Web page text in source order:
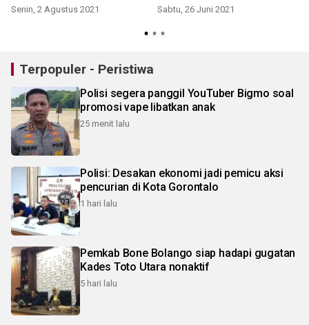
Senin, 2 Agustus 2021 Sabtu, 26 Juni 2021
Terpopuler - Peristiwa
Polisi segera panggil YouTuber Bigmo soal
promosi vape libatkan anak
25 menit lalu
Polisi: Desakan ekonomi jadi pemicu aksi
pencurian di Kota Gorontalo
1 hari lalu
Pemkab Bone Bolango siap hadapi gugatan
Kades Toto Utara nonaktif
5 hari lalu